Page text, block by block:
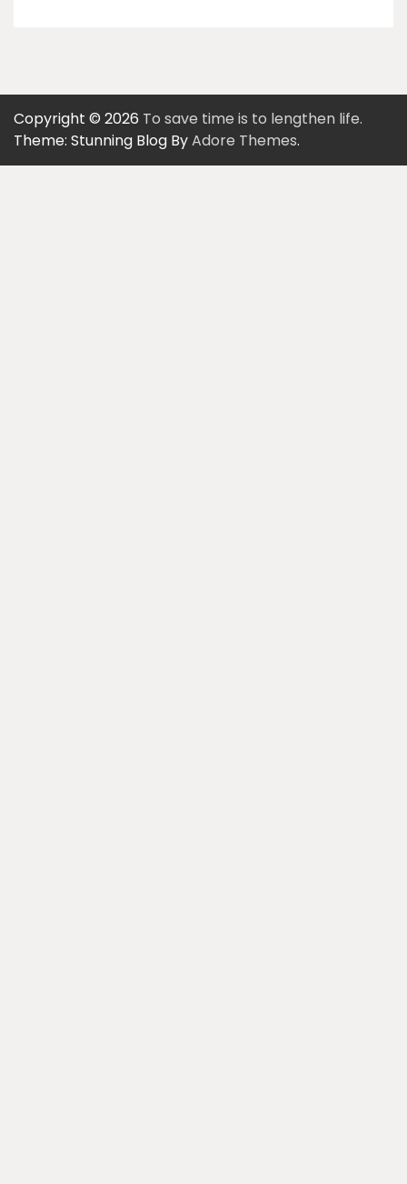
Copyright © 2026 To save time is to lengthen life.
Theme: Stunning Blog ByAdore Themes.